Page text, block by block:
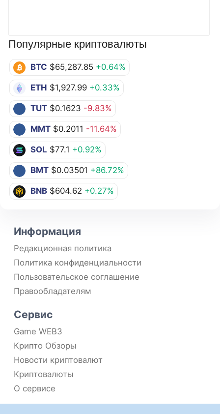
Популярные криптовалюты
BTC $65,287.85 +0.64%
ETH $1,927.99 +0.33%
TUT $0.1623 -9.83%
MMT $0.2011 -11.64%
SOL $77.1 +0.92%
BMT $0.03501 +86.72%
BNB $604.62 +0.27%
Информация
Редакционная политика
Политика конфиденциальности
Пользовательское соглашение
Правообладателям
Сервис
Game WEB3
Крипто Обзоры
Новости криптовалют
Криптовалюты
О сервисе